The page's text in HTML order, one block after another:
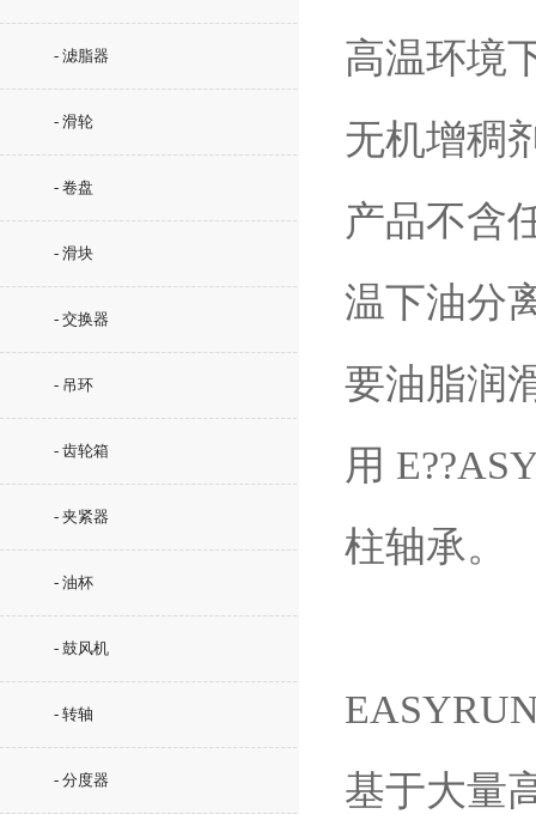
- 滤脂器
- 滑轮
- 卷盘
- 滑块
- 交换器
- 吊环
- 齿轮箱
- 夹紧器
- 油杯
- 鼓风机
- 转轴
- 分度器
高温环境
无机增稠
产品不含
温下油分
要油脂润
用
柱轴承。
基于大量